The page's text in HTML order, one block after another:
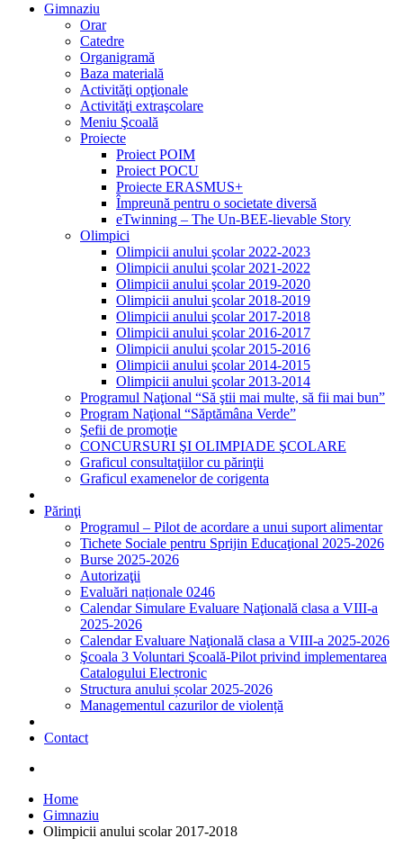
Gimnaziu
Orar
Catedre
Organigramă
Baza materială
Activităţi opţionale
Activităţi extraşcolare
Meniu Şcoală
Proiecte
Proiect POIM
Proiect POCU
Proiecte ERASMUS+
Împreună pentru o societate diversă
eTwinning – The Un-BEE-lievable Story
Olimpici
Olimpicii anului şcolar 2022-2023
Olimpicii anului şcolar 2021-2022
Olimpicii anului şcolar 2019-2020
Olimpicii anului şcolar 2018-2019
Olimpicii anului şcolar 2017-2018
Olimpicii anului şcolar 2016-2017
Olimpicii anului şcolar 2015-2016
Olimpicii anului şcolar 2014-2015
Olimpicii anului şcolar 2013-2014
Programul Naţional “Să ştii mai multe, să fii mai bun”
Program Naţional “Săptămâna Verde”
Şefii de promoţie
CONCURSURI ŞI OLIMPIADE ŞCOLARE
Graficul consultaţiilor cu părinţii
Graficul examenelor de corigenta
Părinţi
Programul – Pilot de acordare a unui suport alimentar
Tichete Sociale pentru Sprijin Educaţional 2025-2026
Burse 2025-2026
Autorizaţii
Evaluări naționale 0246
Calendar Simulare Evaluare Naţională clasa a VIII-a
2025-2026
Calendar Evaluare Naţională clasa a VIII-a 2025-2026
Şcoala 3 Voluntari Şcoală-Pilot privind implementarea
Catalogului Electronic
Structura anului școlar 2025-2026
Managementul cazurilor de violență
Contact
Home
Gimnaziu
Olimpicii anului scolar 2017-2018